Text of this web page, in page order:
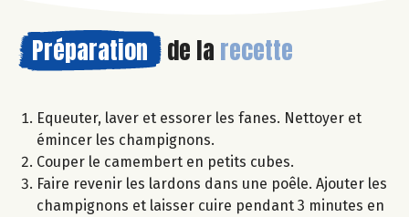
Préparation de la recette
Equeuter, laver et essorer les fanes. Nettoyer et
émincer les champignons.
Couper le camembert en petits cubes.
Faire revenir les lardons dans une poêle. Ajouter les
champignons et laisser cuire pendant 3 minutes en